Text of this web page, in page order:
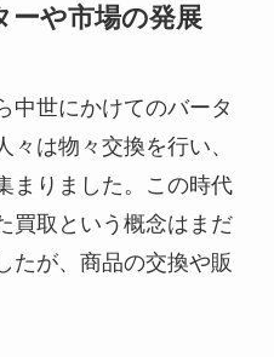
ーや市場の発展
中世にかけてのバータ
は物々交換を行い、
まりました。この時代
買取という概念はまだ
たが、商品の交換や販